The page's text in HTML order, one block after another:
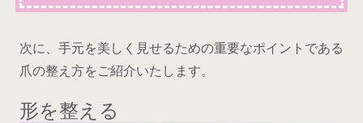
次に、手元を美しく見せるための重要なポイントである
爪の整え方をご紹介いたします。
形を整える